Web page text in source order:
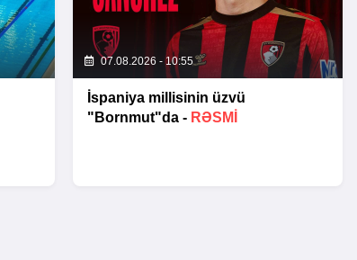
07.08.2026 - 10:55
İspaniya millisinin üzvü
"Bornmut"da - RƏSMİ